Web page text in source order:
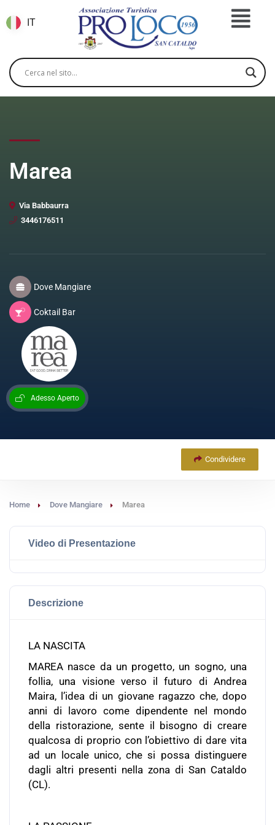
IT
Marea
Via Babbaurra
3446176511
Dove Mangiare
Coktail Bar
Adesso Aperto
Condividere
Home Dove Mangiare Marea
Video di Presentazione
Descrizione
LA NASCITA
MAREA nasce da un progetto, un sogno, una
follia, una visione verso il futuro di Andrea
Maira, l’idea di un giovane ragazzo che, dopo
anni di lavoro come dipendente nel mondo
della ristorazione, sente il bisogno di creare
qualcosa di proprio con l’obiettivo di dare vita
ad un locale unico, che si possa distinguere
dagli altri presenti nella zona di San Cataldo
(CL).